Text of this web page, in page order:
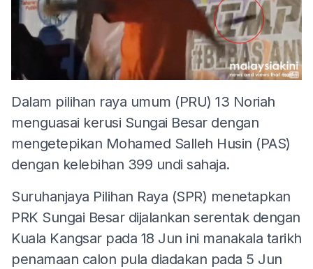
Dalam pilihan raya umum (PRU) 13 Noriah
menguasai kerusi Sungai Besar dengan
mengetepikan Mohamed Salleh Husin (PAS)
dengan kelebihan 399 undi sahaja.
Suruhanjaya Pilihan Raya (SPR) menetapkan
PRK Sungai Besar dijalankan serentak dengan
Kuala Kangsar pada 18 Jun ini manakala tarikh
penamaan calon pula diadakan pada 5 Jun